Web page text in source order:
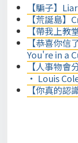
【騙子】
【荒誕島】
【帶我上教
【恭喜你信
You're in a
【人事物會
• Louis
【你真的認